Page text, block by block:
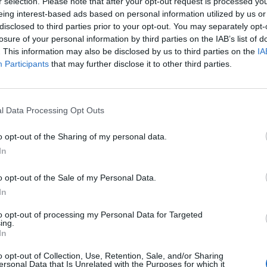
interest-based ads based on personal information utilized by us
to third parties prior to your opt-out. You may separately
of your personal information by third parties on the IAB’s list of
This information may also be disclosed by us to third parties on the
Participants that may further disclose it to other third parties.
Data Processing Opt Outs
opt-out of the Sharing of my personal data.
opt-out of the Sale of my Personal Data.
opt-out of processing my Personal Data for Targeted
opt-out of Collection, Use, Retention, Sale, and/or Sharing
Data that Is Unrelated with the Purposes for which it
con propuestas concretas como la no
de mandatos, la mejora en la oferta
la implantación de un canal ético. Con todo
el orgullo de pertenencia hacia el
preferida de Google
de actualidad.
de Valencia